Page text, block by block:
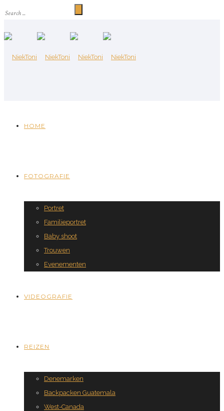
HOME
FOTOGRAFIE
Portret
Familieportret
Baby shoot
Trouwen
Evenementen
VIDEOGRAFIE
REIZEN
Denemarken
Backpacken Guatemala
West-Canada